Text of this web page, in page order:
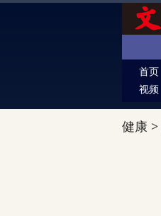
首页
视频
健康 >